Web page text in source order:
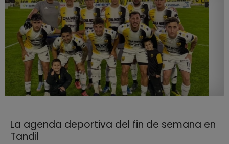
La agenda deportiva del fin de semana en
Tandil